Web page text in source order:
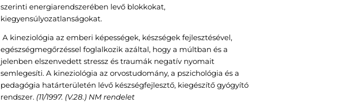
szerinti energiarendszerében levő blokkokat,
kiegyensúlyozatlanságokat.
A kineziológia az emberi képességek, készségek fejlesztésével,
egészségmegőrzéssel foglalkozik azáltal, hogy a múltban és a
jelenben elszenvedett stressz és traumák negatív nyomait
semlegesíti. A kineziológia az orvostudomány, a pszichológia és a
pedagógia határterületén lévő készségfejlesztő, kiegészítő gyógyító
rendszer. (11/1997. (V.28.) NM rendelet